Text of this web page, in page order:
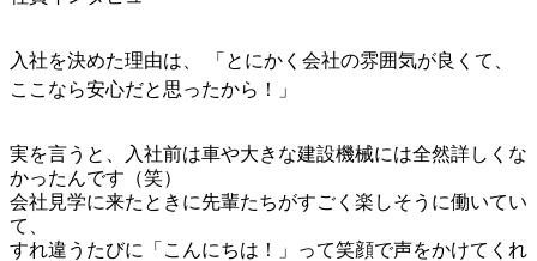
入社を決めた理由は、 「とにかく会社の雰囲気が良くて、
ここなら安心だと思ったから！」
実を言うと、入社前は車や大きな建設機械には全然詳しくな
かったんです（笑）
会社見学に来たときに先輩たちがすごく楽しそうに働いてい
て、
すれ違うたびに「こんにちは！」って笑顔で声をかけてくれ